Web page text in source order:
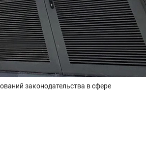
законодательства в сфере